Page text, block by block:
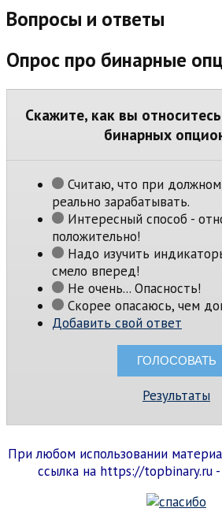
Вопросы и ответы
Опрос про бинарные
Скажите, как вы
бинарных
Считаю, что при
реально зарабатывать.
Интересный способ -
положительно!
Надо изучить
смело вперед!
Не очень... Опасность!
Скорее опасаюсь, чем
Добавить свой ответ
Результаты
При любом использовании
ссылка на https://